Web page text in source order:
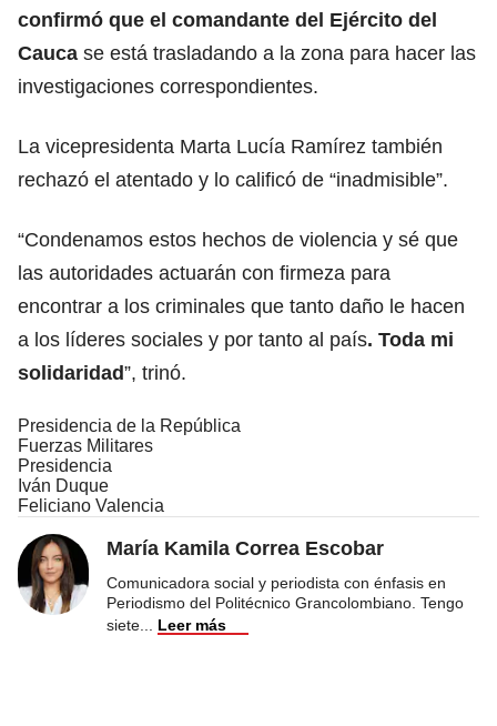
confirmó que el comandante del Ejército del
Cauca se está trasladando a la zona para hacer las
investigaciones correspondientes.
La vicepresidenta Marta Lucía Ramírez también
rechazó el atentado y lo calificó de “inadmisible”.
“Condenamos estos hechos de violencia y sé que
las autoridades actuarán con firmeza para
encontrar a los criminales que tanto daño le hacen
a los líderes sociales y por tanto al país. Toda mi
solidaridad”, trinó.
Presidencia de la República
Fuerzas Militares
Presidencia
Iván Duque
Feliciano Valencia
María Kamila Correa Escobar
Comunicadora social y periodista con énfasis en
Periodismo del Politécnico Grancolombiano. Tengo
siete
Leer más